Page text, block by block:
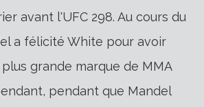
avant l'UFC 298. Au cours du
a félicité White pour avoir
grande marque de MMA
pendant que Mandel